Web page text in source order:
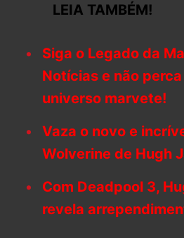
LEIA TAMBÉM!
Siga o Legado da
Notícias e não
universo marvete!
Vaza o novo e
Wolverine de Hugh
Com Deadpool 3,
revela